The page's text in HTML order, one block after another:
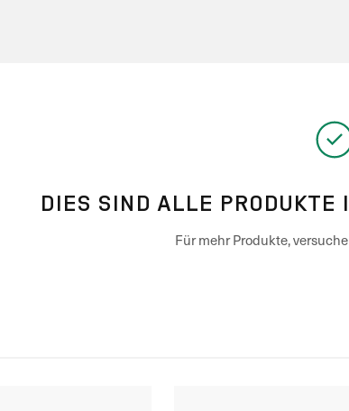
DIES SIND ALLE PRODUKTE
Für mehr Produkte,